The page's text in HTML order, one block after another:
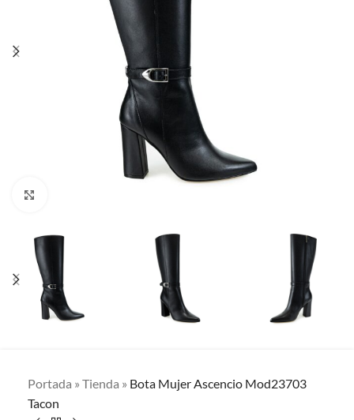
Portada » Tienda » Bota Mujer Ascencio Mod23703
Tacon